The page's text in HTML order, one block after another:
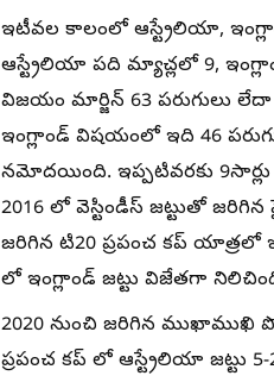
ఇటీవల కాలంలో ఆస్ట్రేలియా,
ఆస్ట్రేలియా పది మ్యాచ్లలో 9,
విజయం మార్జిన్ 63 పరుగులు
ఇంగ్లాండ్ విషయంలో ఇది 46
నమోదయింది. ఇప్పటివరకు
2016 లో వెస్టిండీస్ జట్టుతో
జరిగిన టి20 ప్రపంచ కప్ యాత్రలో
లో ఇంగ్లాండ్ జట్టు విజేతగా
2020 నుంచి జరిగిన ముఖాముఖి
ప్రపంచ కప్ లో ఆస్ట్రేలియా జట్టు